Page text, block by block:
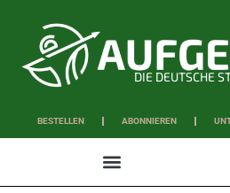
DIE DEUTSCHE
BESTELLEN ABONNIEREN